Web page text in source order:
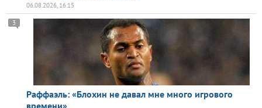
06.08.2026, 16:15
Раффаэль: «Блохин не давал мне много игрового
времени»
3